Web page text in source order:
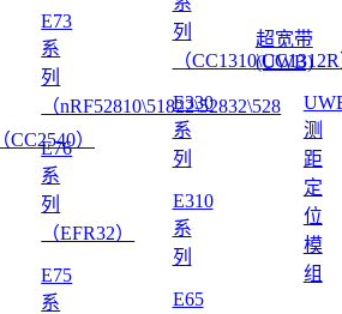
）
E73
系
列
（nRF52810\51822\52832\528
E76
系
列
（EFR32）
E75
系
列
（
E330
系
列
E310
系
列
E65
超宽带
(UWB)
测
距
定
位
模
组